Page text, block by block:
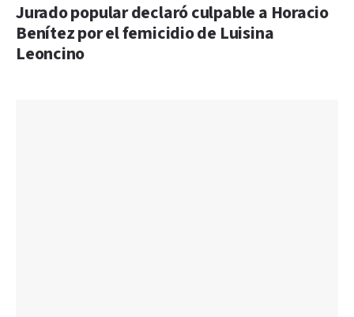
Jurado popular declaró culpable a Horacio
Benítez por el femicidio de Luisina
Leoncino